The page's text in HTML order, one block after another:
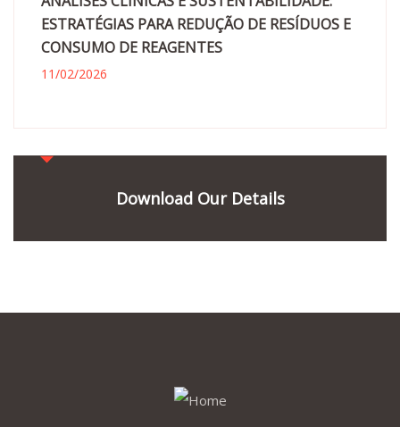
ESTRATÉGIAS PARA REDUÇÃO DE RESÍDUOS E
CONSUMO DE REAGENTES
11/02/2026
Download Our Details